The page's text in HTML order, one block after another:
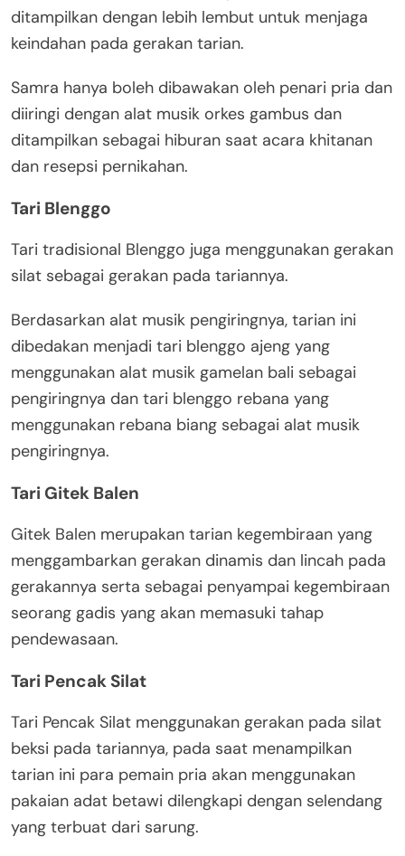
ditampilkan dengan lebih lembut untuk menjaga
keindahan pada gerakan tarian.
Samra hanya boleh dibawakan oleh penari pria dan
diiringi dengan alat musik orkes gambus dan
ditampilkan sebagai hiburan saat acara khitanan
dan resepsi pernikahan.
Tari Blenggo
Tari tradisional Blenggo juga menggunakan gerakan
silat sebagai gerakan pada tariannya.
Berdasarkan alat musik pengiringnya, tarian ini
dibedakan menjadi tari blenggo ajeng yang
menggunakan alat musik gamelan bali sebagai
pengiringnya dan tari blenggo rebana yang
menggunakan rebana biang sebagai alat musik
pengiringnya.
Tari Gitek Balen
Gitek Balen merupakan tarian kegembiraan yang
menggambarkan gerakan dinamis dan lincah pada
gerakannya serta sebagai penyampai kegembiraan
seorang gadis yang akan memasuki tahap
pendewasaan.
Tari Pencak Silat
Tari Pencak Silat menggunakan gerakan pada silat
beksi pada tariannya, pada saat menampilkan
tarian ini para pemain pria akan menggunakan
pakaian adat betawi dilengkapi dengan selendang
yang terbuat dari sarung.